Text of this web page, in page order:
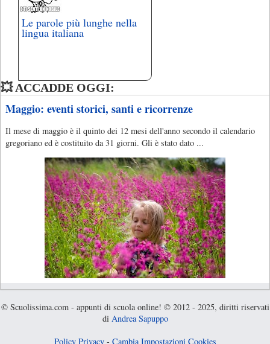
Le parole più lunghe nella
lingua italiana
💥 ACCADDE OGGI:
Maggio: eventi storici, santi e ricorrenze
Il mese di maggio è il quinto dei 12 mesi dell'anno secondo il calendario
gregoriano ed è costituito da 31 giorni. Gli è stato dato ...
© Scuolissima.com - appunti di scuola online! © 2012 - 2025, diritti riservati
di Andrea Sapuppo
Policy Privacy- Cambia Impostazioni Cookies